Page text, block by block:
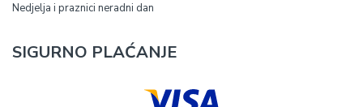
Nedjelja i praznici neradni dan
SIGURNO PLAĆANJE